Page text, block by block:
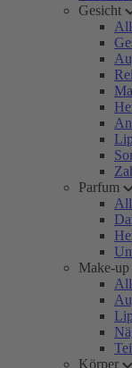
Gesicht
Parfum
Make-up
Körper